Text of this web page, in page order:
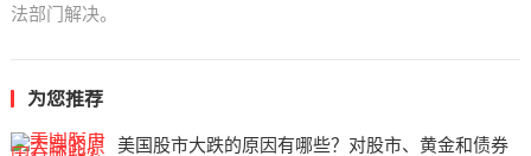
法部门解决。
为您推荐
美国股市大跌的原因有哪些？对股市、黄金和债券